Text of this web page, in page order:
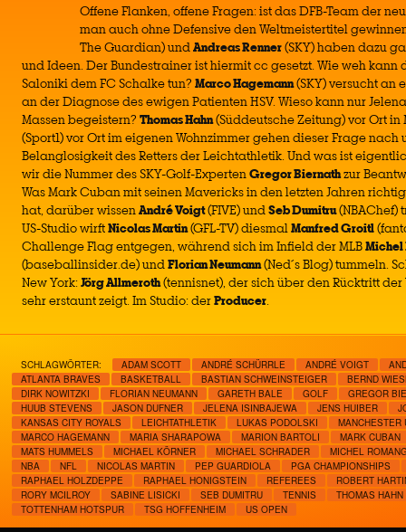
Offene Flanken, offene Fragen: ist das DFB-Team der
man auch ohne Defensive den Weltmeistertitel
The Guardian) undAndreas Renner(SKY) haben dazu
und Ideen. Der Bundestrainer ist hiermit cc gesetzt. Wie weh kann
Saloniki dem FC Schalke tun? Marco Hagemann(SKY) versucht an
an der Diagnose des ewigen Patienten HSV. Wieso kann nur
Massen begeistern? Thomas Hahn(Süddeutsche Zeitung) vor Ort in
(Sport1) vor Ort im eigenen Wohnzimmer gehen dieser Frage
Belanglosigkeit des Retters der Leichtathletik. Und was ist
wir die Nummer des SKY-Golf-ExpertenGregor Biernathzur
Was Mark Cuban mit seinen Mavericks in den letzten Jahren
hat, darüber wissenAndré Voigt(FIVE) undSeb Dumitru(NBAChef)
US-Studio wirftNicolas Martin(GFL-TV) diesmalManfred Groitl
Challenge Flag entgegen, während sich im Infield der MLBMichel
(baseballinsider.de) undFlorian Neumann(Ned´s Blog) tummeln.
New York:Jörg Allmeroth(tennisnet), der sich über den Rücktritt
sehr erstaunt zeigt. Im Studio: derProducer.
SCHLAGWÖRTER: ADAM SCOTT ANDRÉ SCHÜRRLE ANDRÉ VOIGT
ATLANTA BRAVES
BASKETBALL BASTIAN SCHWEINSTEIGER
BERND
DIRK NOWITZKI
FLORIAN NEUMANN GARETH BALE GOLF
GREGOR
HUUB STEVENS
JASON DUFNER JELENA ISINBAJEWA JENS HUIBER
KANSAS CITY ROYALS
LEICHTATHLETIK LUKAS PODOLSKI
MANCHESTER
MARCO HAGEMANN
MARIA SHARAPOWA MARION BARTOLI
MARK CUBAN
MATS HUMMELS
MICHAEL KÖRNER MICHAEL SCHRADER
MICHEL
NBA
NFL NICOLAS MARTIN PEP GUARDIOLA
PGA CHAMPIONSHIPS
RAPHAEL HOLZDEPPE
RAPHAEL HONIGSTEIN REFEREES
ROBERT
RORY MCILROY
SABINE LISICKI SEB DUMITRU TENNIS
THOMAS HAHN
TOTTENHAM HOTSPUR
TSG HOFFENHEIM US OPEN